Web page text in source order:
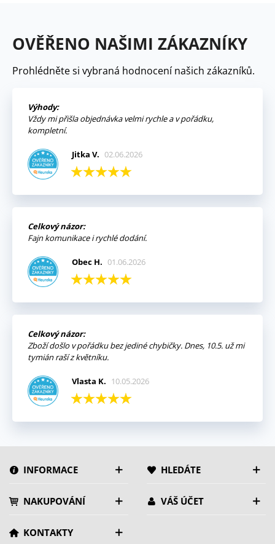
OVĚŘENO NAŠIMI ZÁKAZNÍKY
Prohlédněte si vybraná hodnocení našich zákazníků.
Výhody:
Vždy mi přišla objednávka velmi rychle a v pořádku,
kompletní.
Jitka V. 02.06.2026
Celkový názor:
Fajn komunikace i rychlé dodání.
Obec H. 01.06.2026
Celkový názor:
Zboží došlo v pořádku bez jediné chybičky. Dnes, 10.5. už mi
tymián raší z květníku.
Vlasta K. 10.05.2026
INFORMACE HLEDÁTE
NAKUPOVÁNÍ VÁŠ ÚČET
KONTAKTY